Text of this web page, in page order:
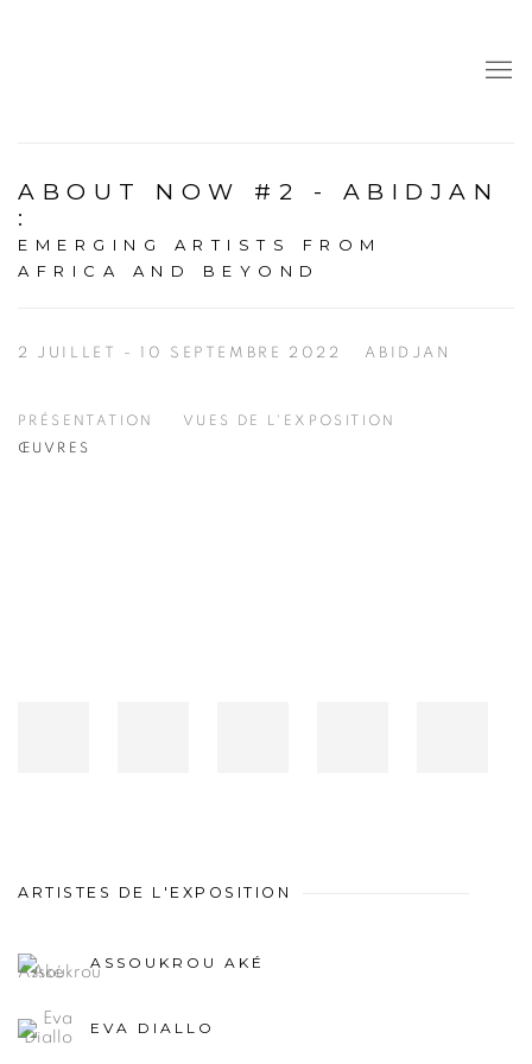
ABOUT NOW #2 - ABIDJAN
:
EMERGING ARTISTS FROM
AFRICA AND BEYOND
2 JUILLET - 10 SEPTEMBRE 2022 ABIDJAN
PRÉSENTATION
VUES DE L'EXPOSITION
ŒUVRES
ARTISTES DE L'EXPOSITION
ASSOUKROU AKÉ
EVA DIALLO